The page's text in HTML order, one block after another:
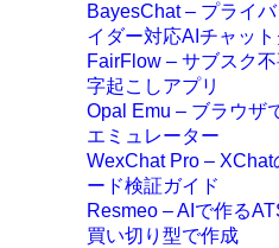
BayesChat – プライ
イダー対応AIチャット
FairFlow – サブスク
字起こしアプリ
Opal Emu – ブラウザ
エミュレーター
WexChat Pro –
ード検証ガイド
Resmeo – AIで作る
買い切り型で作成